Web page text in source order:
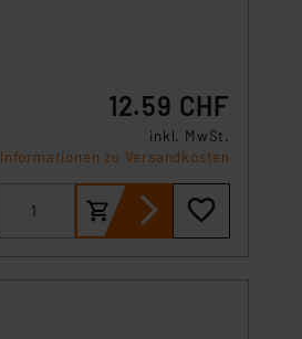
12.59 CHF
inkl. MwSt.
Informationen zu Versandkosten